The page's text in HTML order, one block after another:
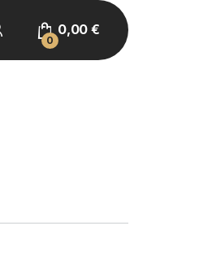
0
0,00€